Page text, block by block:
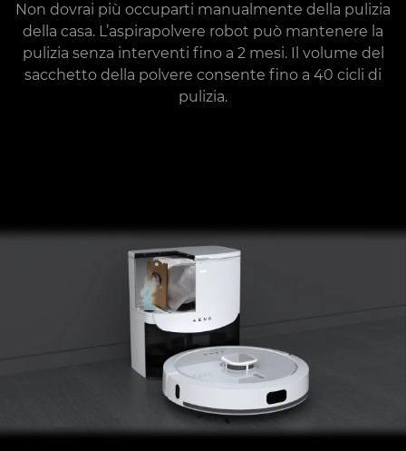
Non dovrai più occuparti manualmente della pulizia
della casa. L’aspirapolvere robot può mantenere la
pulizia senza interventi fino a 2 mesi. Il volume del
sacchetto della polvere consente fino a 40 cicli di
pulizia.